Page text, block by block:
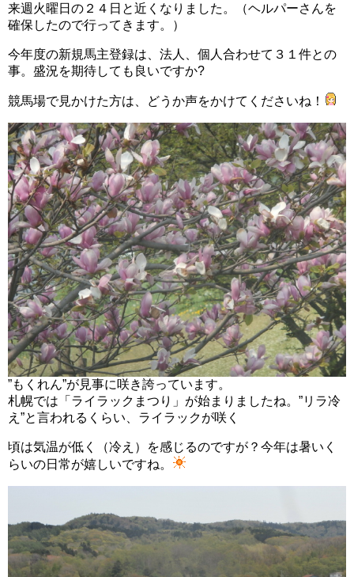
来週火曜日の２４日と近くなりました。（ヘルパーさんを
確保したので行ってきます。）
今年度の新規馬主登録は、法人、個人合わせて３１件との
事。盛況を期待しても良いですか?
競馬場で見かけた方は、どうか声をかけてくださいね！
”もくれん”が見事に咲き誇っています。
札幌では「ライラックまつり」が始まりましたね。”リラ冷
え”と言われるくらい、ライラックが咲く
頃は気温が低く（冷え）を感じるのですが？今年は暑いく
らいの日常が嬉しいですね。